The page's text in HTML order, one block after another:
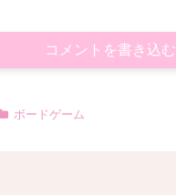
コメントを書き込む
ボードゲーム